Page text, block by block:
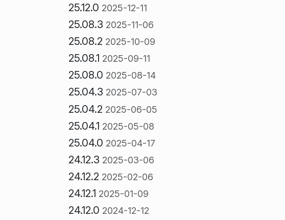
25.12.0 2025-12-11
25.08.3 2025-11-06
25.08.2 2025-10-09
25.08.1 2025-09-11
25.08.0 2025-08-14
25.04.3 2025-07-03
25.04.2 2025-06-05
25.04.1 2025-05-08
25.04.0 2025-04-17
24.12.3 2025-03-06
24.12.2 2025-02-06
24.12.1 2025-01-09
24.12.0 2024-12-12